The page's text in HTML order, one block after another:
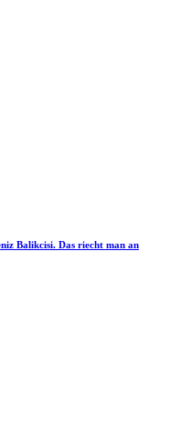
Balikcisi. Das riecht man an